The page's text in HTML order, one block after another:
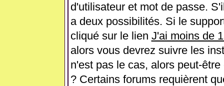
d'utilisateur et mot de passe.
a deux possibilités. Si le
cliqué sur le lien J'ai moins de
alors vous devrez suivre les
n'est pas le cas, alors peut-
? Certains forums requièrent